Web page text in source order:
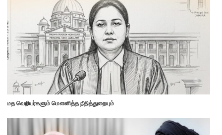
மத வெறியர்களும் மௌனித்த நீதித்துறையும்